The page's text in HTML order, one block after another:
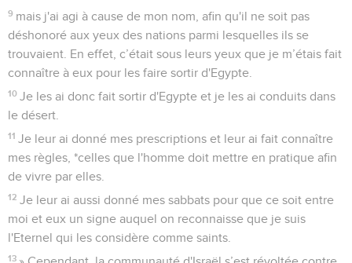
9 mais j'ai agi à cause de mon nom, afin qu'il ne soit pas
déshonoré aux yeux des nations parmi lesquelles ils se
trouvaient. En effet, c’était sous leurs yeux que je m’étais fait
connaître à eux pour les faire sortir d'Egypte.
10 Je les ai donc fait sortir d'Egypte et je les ai conduits dans
le désert.
11 Je leur ai donné mes prescriptions et leur ai fait connaître
mes règles, *celles que l'homme doit mettre en pratique afin
de vivre par elles.
12 Je leur ai aussi donné mes sabbats pour que ce soit entre
moi et eux un signe auquel on reconnaisse que je suis
l'Eternel qui les considère comme saints.
13